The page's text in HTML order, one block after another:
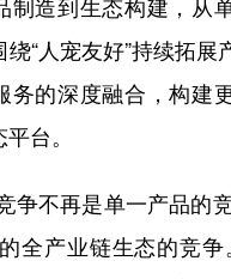
“人宠友好”持续拓展
务的深度融合，构建
台。
不再是单一产品的竞
全产业链生态的竞争